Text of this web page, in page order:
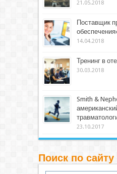
21.05.2018
Поставщик
14.04.2018
Тренинг в
30.03.2018
Smith &
23.10.2017
Поиск по